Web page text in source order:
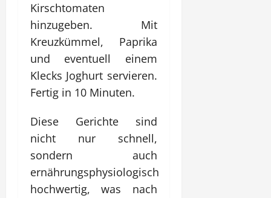
Kirschtomaten
hinzugeben. Mit
Kreuzkümmel, Paprika
und eventuell einem
Klecks Joghurt servieren.
Fertig in 10 Minuten.
Diese Gerichte sind
nicht nur schnell,
sondern auch
ernährungsphysiologisch
hochwertig, was nach